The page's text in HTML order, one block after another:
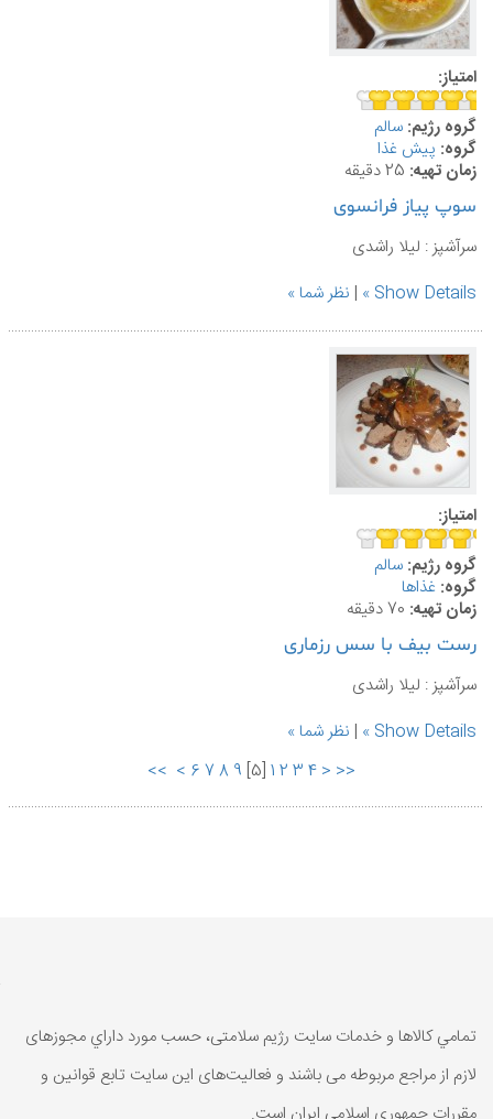
امتیاز:
گروه رژیم: سالم
گروه: پيش غذا
زمان تهیه: 25 دقیقه
سوپ پیاز فرانسوی
سرآشپز : لیلا راشدی
Show Details
| نظر شما
امتیاز:
گروه رژیم: سالم
گروه: غذاها
زمان تهیه: 70 دقیقه
رست بیف با سس رزماری
سرآشپز : لیلا راشدی
Show Details
| نظر شما
<<
<
1 2 3 4
[
5
]
6 7 8 9
>
>>
تمامي كالاها و خدمات سایت رژیم سلامتی، حسب مورد داراي مجوزهای
لازم از مراجع مربوطه می باشند و فعاليت‌های اين سايت تابع قوانين و